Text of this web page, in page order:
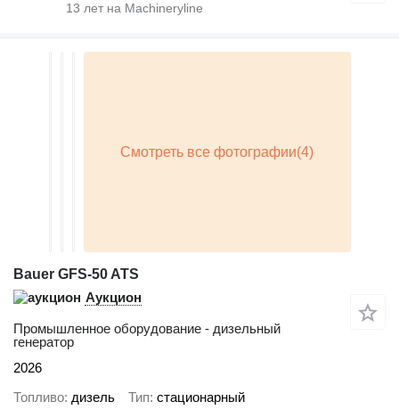
13 лет на Machineryline
Bauer GFS-50 ATS
Аукцион
Промышленное оборудование - дизельный
генератор
2026
Топливо дизель Тип стационарный